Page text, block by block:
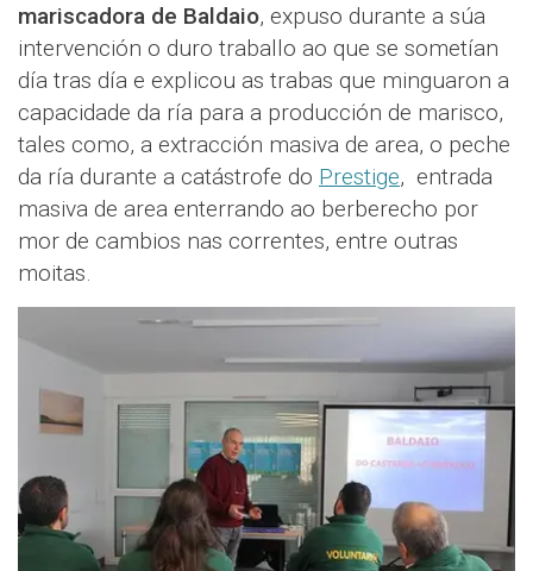
mariscadora de Baldaio, expuso durante a súa
intervención o duro traballo ao que se sometían
día tras día e explicou as trabas que minguaron a
capacidade da ría para a producción de marisco,
tales como, a extracción masiva de area, o peche
da ría durante a catástrofe do Prestige, entrada
masiva de area enterrando ao berberecho por
mor de cambios nas correntes, entre outras
moitas.